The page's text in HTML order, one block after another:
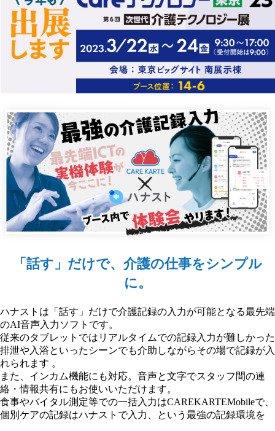
「話す」だけで、介護の仕事をシンプル
に。
ハナストは「話す」だけで介護記録の入力が可能となる最先端
のAI音声入力ソフトです。
従来のタブレットではリアルタイムでの記録入力が難しかった
排泄や入浴といったシーンでも介助しながらその場で記録が入
れられます 。
また、インカム機能にも対応。音声と文字でスタッフ間の連
絡・情報共有にもお使いいただけます。
食事やバイタル測定等での一括入力はCAREKARTEMobileで、
個別ケアの記録はハナストで入力、という最強の記録環境を